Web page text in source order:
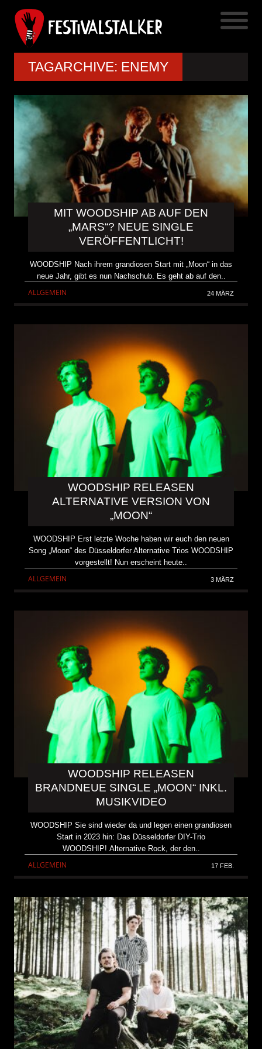
TAGARCHIVE: ENEMY
MIT WOODSHIP AB AUF DEN
„MARS“? NEUE SINGLE
VERÖFFENTLICHT!
WOODSHIP Nach ihrem grandiosen Start mit „Moon“ in das
neue Jahr, gibt es nun Nachschub. Es geht ab auf den..
ALLGEMEIN 24 MÄRZ
WOODSHIP RELEASEN
ALTERNATIVE VERSION VON
„MOON“
WOODSHIP Erst letzte Woche haben wir euch den neuen
Song „Moon“ des Düsseldorfer Alternative Trios WOODSHIP
vorgestellt! Nun erscheint heute..
ALLGEMEIN 3 MÄRZ
WOODSHIP RELEASEN
BRANDNEUE SINGLE „MOON“ INKL.
MUSIKVIDEO
WOODSHIP Sie sind wieder da und legen einen grandiosen
Start in 2023 hin: Das Düsseldorfer DIY-Trio
WOODSHIP! Alternative Rock, der den..
ALLGEMEIN 17 FEB.